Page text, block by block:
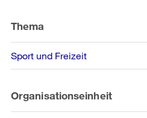
Thema
Sport und Freizeit
Organisationseinheit